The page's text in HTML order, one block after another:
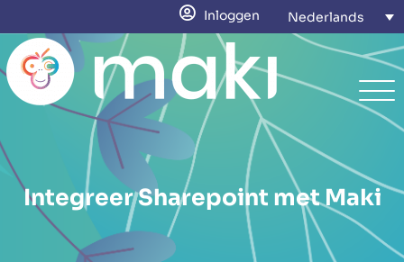
Inloggen Nederlands
Integreer Sharepoint met Maki